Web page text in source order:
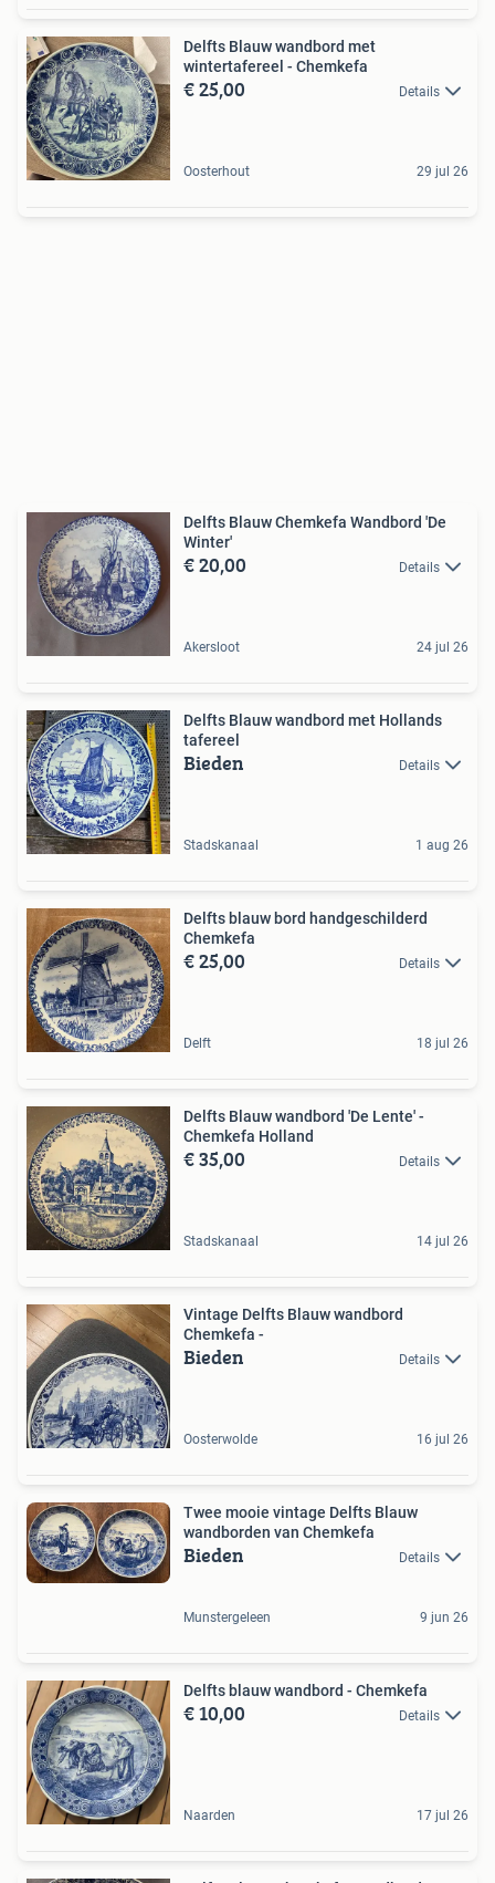
Delfts Blauw wandbord met
wintertafereel - Chemkefa
€ 25,00 Details
Oosterhout 29 jul 26
Delfts Blauw Chemkefa Wandbord 'De
Winter'
€ 20,00 Details
Akersloot 24 jul 26
Delfts Blauw wandbord met Hollands
tafereel
Bieden Details
Stadskanaal 1 aug 26
Delfts blauw bord handgeschilderd
Chemkefa
€ 25,00 Details
Delft 18 jul 26
Delfts Blauw wandbord 'De Lente' -
Chemkefa Holland
€ 35,00 Details
Stadskanaal 14 jul 26
Vintage Delfts Blauw wandbord
Chemkefa -
Bieden Details
Oosterwolde 16 jul 26
Twee mooie vintage Delfts Blauw
wandborden van Chemkefa
Bieden Details
Munstergeleen 9 jun 26
Delfts blauw wandbord - Chemkefa
€ 10,00 Details
Naarden 17 jul 26